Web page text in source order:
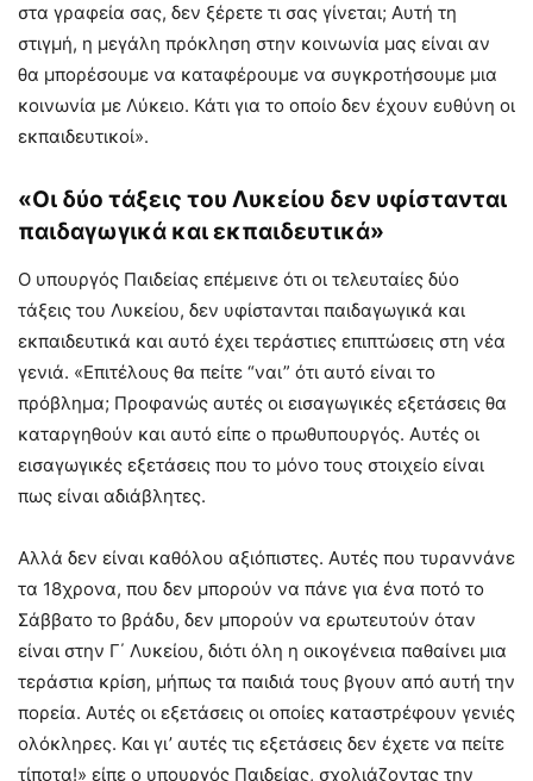
στα γραφεία σας, δεν ξέρετε τι σας γίνεται; Αυτή τη
στιγμή, η μεγάλη πρόκληση στην κοινωνία μας είναι αν
θα μπορέσουμε να καταφέρουμε να συγκροτήσουμε μια
κοινωνία με Λύκειο. Κάτι για το οποίο δεν έχουν ευθύνη οι
εκπαιδευτικοί».
«Οι δύο τάξεις του Λυκείου δεν υφίστανται
παιδαγωγικά και εκπαιδευτικά»
Ο υπουργός Παιδείας επέμεινε ότι οι τελευταίες δύο
τάξεις του Λυκείου, δεν υφίστανται παιδαγωγικά και
εκπαιδευτικά και αυτό έχει τεράστιες επιπτώσεις στη νέα
γενιά. «Επιτέλους θα πείτε “ναι” ότι αυτό είναι το
πρόβλημα; Προφανώς αυτές οι εισαγωγικές εξετάσεις θα
καταργηθούν και αυτό είπε ο πρωθυπουργός. Αυτές οι
εισαγωγικές εξετάσεις που το μόνο τους στοιχείο είναι
πως είναι αδιάβλητες.
Αλλά δεν είναι καθόλου αξιόπιστες. Αυτές που τυραννάνε
τα 18χρονα, που δεν μπορούν να πάνε για ένα ποτό το
Σάββατο το βράδυ, δεν μπορούν να ερωτευτούν όταν
είναι στην Γ΄ Λυκείου, διότι όλη η οικογένεια παθαίνει μια
τεράστια κρίση, μήπως τα παιδιά τους βγουν από αυτή την
πορεία. Αυτές οι εξετάσεις οι οποίες καταστρέφουν γενιές
ολόκληρες. Και γι’ αυτές τις εξετάσεις δεν έχετε να πείτε
τίποτα!» είπε ο υπουργός Παιδείας, σχολιάζοντας την